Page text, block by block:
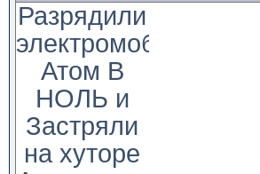
Разрядили
электромобиль
Атом В
НОЛЬ и
Застряли
на хуторе